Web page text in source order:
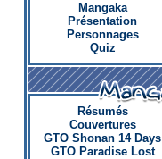
Mangaka
Présentation
Personnages
Quiz
Résumés
Couvertures
GTO Shonan 14 Days
GTO Paradise Lost